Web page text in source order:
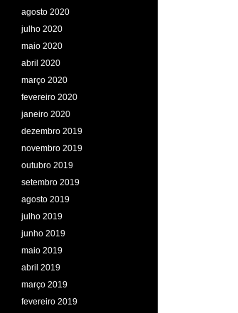
agosto 2020
julho 2020
maio 2020
abril 2020
março 2020
fevereiro 2020
janeiro 2020
dezembro 2019
novembro 2019
outubro 2019
setembro 2019
agosto 2019
julho 2019
junho 2019
maio 2019
abril 2019
março 2019
fevereiro 2019